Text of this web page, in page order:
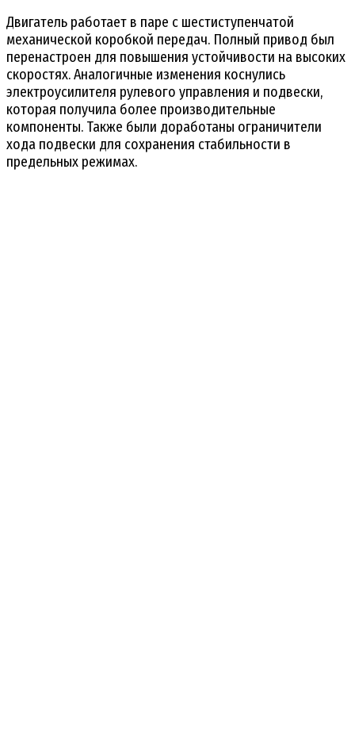
Двигатель работает в паре с шестиступенчатой
механической коробкой передач. Полный привод был
перенастроен для повышения устойчивости на высоких
скоростях. Аналогичные изменения коснулись
электроусилителя рулевого управления и подвески,
которая получила более производительные
компоненты. Также были доработаны ограничители
хода подвески для сохранения стабильности в
предельных режимах.